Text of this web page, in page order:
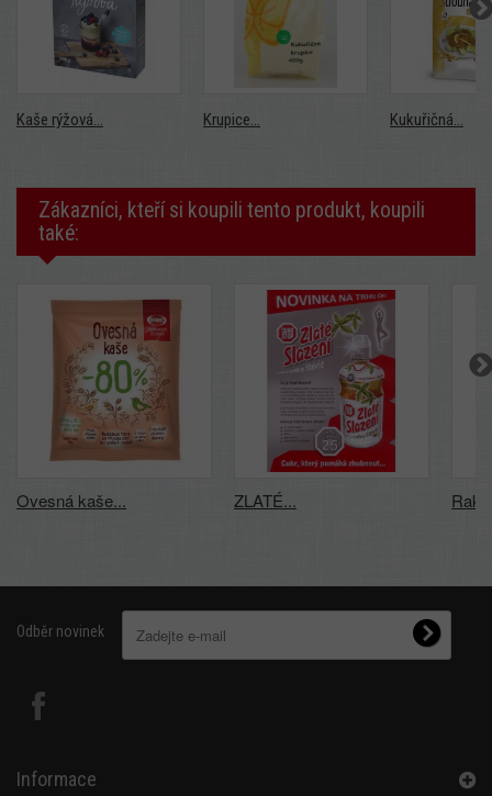
Kaše rýžová... Krupice... Kukuřičná...
Zákazníci, kteří si koupili tento produkt, koupili
také:
Ovesná kaše... ZLATÉ...
Odběr novinek
Informace